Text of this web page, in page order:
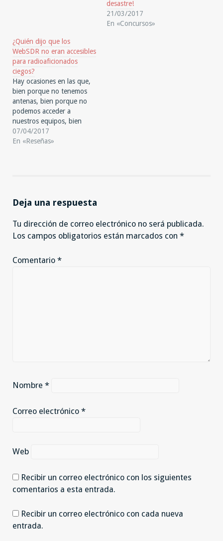
desastre!
21/03/2017
En «Concursos»
¿Quién dijo que los
WebSDR no eran accesibles
para radioaficionados
ciegos?
Hay ocasiones en las que,
bien porque no tenemos
antenas, bien porque no
podemos acceder a
nuestros equipos, bien
porque tenemos curiosidad
o simplemente porque
software). Un WebSDR es
07/04/2017
En «Reseñas»
Deja una respuesta
Tu dirección de correo electrónico no será publicada.
Los campos obligatorios están marcados con *
Comentario *
Nombre *
Correo electrónico *
Web
Recibir un correo electrónico con los siguientes
comentarios a esta entrada.
Recibir un correo electrónico con cada nueva
entrada.